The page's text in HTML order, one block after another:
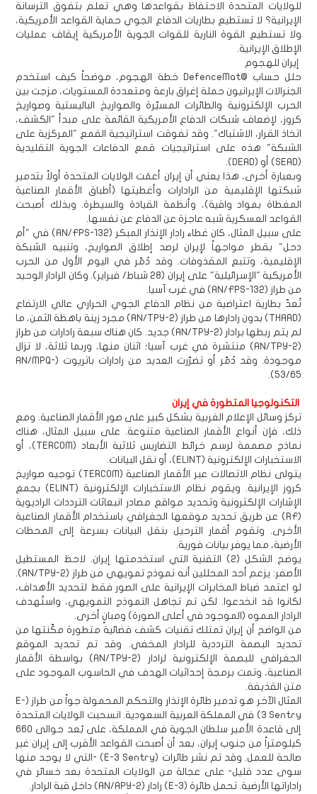
للولايات المتحدة الاحتفاظ بقواعدها وهي تعلم بتفوق الترسانة
الإيرانية؟ لا تستطيع بطاريات الدفاع الجوي حماية القواعد الأمريكية،
ولا تستطيع القوة النارية للقوات الجوية الأمريكية إيقاف عمليات
الإطلاق الإيرانية.
إيران للهجوم
حلل حساب @DefenceMat خطة الهجوم، موضحاً كيف استخدم
الجنرالات الإيرانيون حملة إغراق بارعة ومتعددة المستويات، مزجت بين
الحرب الإلكترونية والطائرات المسيّرة والصواريخ الباليستية وصواريخ
كروز، لإضعاف شبكات الدفاع الأمريكية القائمة على مبدأ "الكشف،
اتخاذ القرار، الاشتباك". وقد تفوقت استراتيجية القمع "المركزية على
الشبكة" هذه على استراتيجيات قمع الدفاعات الجوية التقليدية
(SEAD) أو (DEAD).
وبعبارة أخرى، هذا يعني أن إيران أعمَت الولايات المتحدة أولاً بتدمير
شبكتها الإقليمية من الرادارات وأغطيتها (أطباق الأقمار الصناعية
المغطاة بمواد واقية)، وأنظمة القيادة والسيطرة. وبذلك أصبحت
القواعد العسكرية شبه عاجزة عن الدفاع عن نفسها.
على سبيل المثال، كان غطاء رادار الإنذار المبكر (AN/FPS-132) في "أم
دحل" بقطر مواجهاً لإيران لرصد إطلاق الصواريخ، وتنبيه الشبكة
الإقليمية، وتتبع المقذوفات. وقد دُمّر في اليوم الأول من الحرب
الأمريكية "الإسرائيلية" على إيران (28 شباط/ فبراير). وكان الرادار الوحيد
من طراز (AN/FPS-132) في غرب آسيا.
تُعدّ بطارية اعتراضية من نظام الدفاع الجوي الحراري عالي الارتفاع
(THAAD) بدون رادارها من طراز (AN/TPY-2) مجرد زينة باهظة الثمن، ما
لم يتم ربطها برادار (AN/TPY-2) جديد. كان هناك سبعة رادارات من طراز
(AN/TPY-2) منتشرة في غرب آسيا؛ اثنان منها، وربما ثلاثة، لا تزال
موجودة. وقد دُمّر أو تضرّرت العديد من رادارات باتريوت (AN/MPQ-
53/65).
التكنولوجيا المتطورة في إيران
تركز وسائل الإعلام الغربية بشكل كبير على صور الأقمار الصناعية. ومع
ذلك، فإن أنواع الأقمار الصناعية متنوعة. على سبيل المثال، هناك
نماذج مصممة لرسم خرائط التضاريس ثلاثية الأبعاد (TERCOM)، أو
الاستخبارات الإلكترونية (ELINT)، أو نقل البيانات.
يتولى نظام الاتصالات عبر الأقمار الصناعية (TERCOM) توجيه صواريخ
كروز الإيرانية. ويقوم نظام الاستخبارات الإلكترونية (ELINT) بجمع
الإشارات الإلكترونية وتحديد مواقع مصادر انبعاثات الترددات الراديوية
(RF) عن طريق تحديد موقعها الجغرافي باستخدام الأقمار الصناعية
الأخرى. وتقوم أقمار الترحيل بنقل البيانات بسرعة إلى المحطات
الأرضية، مما يوفر بيانات فورية.
يوضح الشكل (2) التقنية التي استخدمتها إيران. لاحظ المستطيل
الأصفر: يزعم أحد المحللين أنه نموذج تمويهي من طراز (AN/TPY-2).
لو اعتمد ضباط المخابرات الإيرانية على الصور فقط لتحديد الأهداف،
لكانوا قد انخدعوا. لكن تم تجاهل النموذج التمويهي، واستُهدف
الرادار المموه (الموجود في أعلى الصورة) ومبانٍ أخرى.
من الواضح أن إيران تمتلك تقنيات كشف فضائية متطورة مكّنتها من
تحديد البصمة الترددية للرادار المخفي. وقد تم تحديد الموقع
الجغرافي للبصمة الإلكترونية لرادار (AN/TPY-2) بواسطة الأقمار
الصناعية، وتمت برمجة إحداثيات الهدف في الحاسوب الموجود على
متن القذيفة.
المثال الآخر هو تدمير طائرة الإنذار والتحكم المحمولة جواً من طراز (E-
3 Sentry) في المملكة العربية السعودية. انسحبت الولايات المتحدة
إلى قاعدة الأمير سلطان الجوية في المملكة، على بُعد حوالى 660
كيلومتراً من جنوب إيران، بعد أن أصبحت القواعد الأقرب إلى إيران غير
صالحة للعمل. وقد تم نشر طائرات (E-3 Sentry) -التي لا يوجد منها
سوى عدد قليل- على عجالة من الولايات المتحدة بعد خسائر في
راداراتها الأرضية. تحمل طائرة (E-3) رادار (AN/APY-2) داخل قبة الرادار.